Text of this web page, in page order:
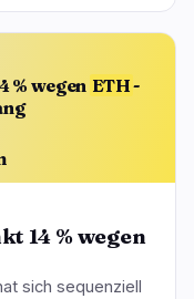
% wegen ETH-
14 % wegen
sich sequenziell